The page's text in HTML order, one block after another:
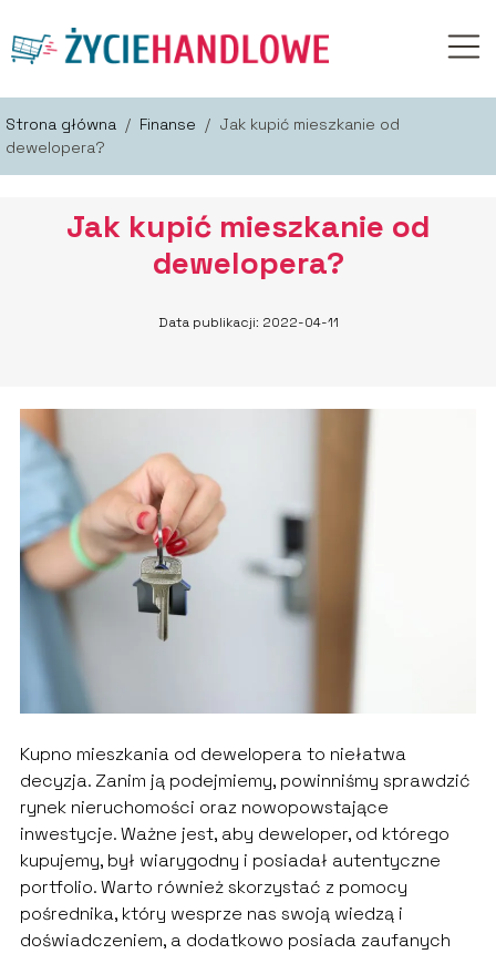
Strona główna / Finanse / Jak kupić mieszkanie od
dewelopera?
Jak kupić mieszkanie od
dewelopera?
Data publikacji: 2022-04-11
Kupno mieszkania od dewelopera to niełatwa
decyzja. Zanim ją podejmiemy, powinniśmy sprawdzić
rynek nieruchomości oraz nowopowstające
inwestycje. Ważne jest, aby deweloper, od którego
kupujemy, był wiarygodny i posiadał autentyczne
portfolio. Warto również skorzystać z pomocy
pośrednika, który wesprze nas swoją wiedzą i
doświadczeniem, a dodatkowo posiada zaufanych